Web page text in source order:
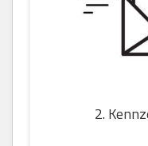
2.